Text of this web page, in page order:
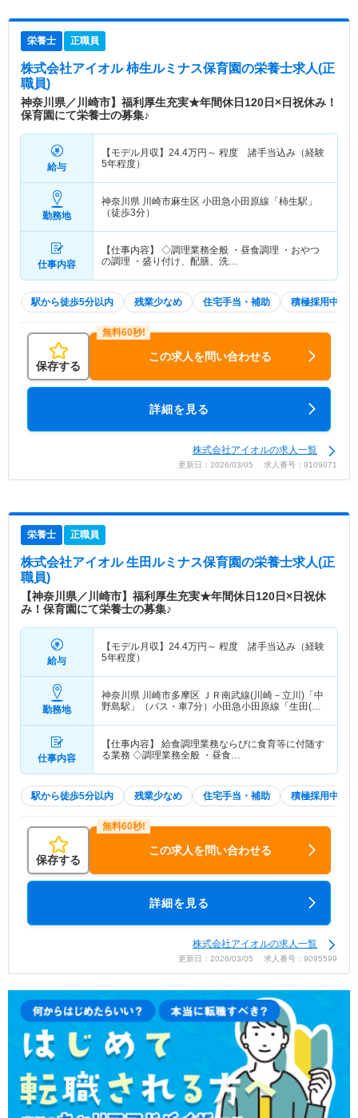
栄養士 正職員
株式会社アイオル 柿生ルミナス保育園の栄養士求人(正
職員)
神奈川県／川崎市】福利厚生充実★年間休日120日×日祝休み！
保育園にて栄養士の募集♪
給与
【モデル月収】 24.4万円～ 程度 諸手当込み（経験
5年程度）
勤務地
神奈川県 川崎市麻生区 小田急小田原線「柿生駅」
（徒歩3分）
仕事内容
【仕事内容】 ◇調理業務全般 ・昼食調理 ・おやつ
の調理 ・盛り付け、配膳、洗…
駅から徒歩5分以内 残業少なめ 住宅手当・補助 積極採用中
保存する
この求人を問い合わせる
詳細を見る
株式会社アイオルの求人一覧
更新日：2026/03/05 求人番号：9109071
栄養士 正職員
株式会社アイオル 生田ルミナス保育園の栄養士求人(正
職員)
【神奈川県／川崎市】福利厚生充実★年間休日120日×日祝休
み！保育園にて栄養士の募集♪
給与
【モデル月収】 24.4万円～ 程度 諸手当込み（経験
5年程度）
勤務地
神奈川県 川崎市多摩区 ＪＲ南武線(川崎－立川)「中
野島駅」（バス・車7分）小田急小田原線「生田(神
仕事内容
【仕事内容】 給食調理業務ならびに食育等に付随す
る業務 ◇調理業務全般 ・昼食…
駅から徒歩5分以内 残業少なめ 住宅手当・補助 積極採用中
保存する
この求人を問い合わせる
詳細を見る
株式会社アイオルの求人一覧
更新日：2026/03/05 求人番号：9095599